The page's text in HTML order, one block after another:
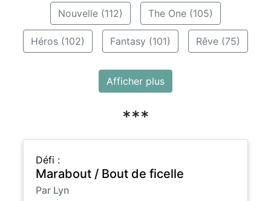
Nouvelle (112) The One (105)
Héros (102) Fantasy (101) Rêve (75)
Afficher plus
***
Défi :
Marabout / Bout de ficelle
Par Lyn